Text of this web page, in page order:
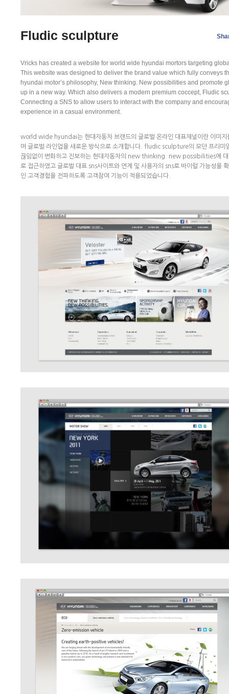
Fludic sculpture
Vricks has created a website for world wide hyundai mortors targeting
This website was designed to deliver the brand value which fully conveys
hyundai motor’s philosophy, New thinking. New possibilities and promote
up in a new way. Which also delivers a modern premium coccept, Fludic
Connecting a SNS to allow users to interact with the company and
experience in a casual environment.
world wide hyundai는 현대자동차 브랜드의 글로벌 온라인 대표채널이란 이미지
며 글로벌 라인업을 새로운 방식으로 소개합니다. fludic sculpture의 모던 프리미
끊임없이 변화하고 진보하는 현대자동차의 new thinking. new possibilities에 대
로 접근하였고 글로벌 대표 sns사이트와 연계 및 사용자의 sns로 바이럴 가능성을
인 고객경험을 전파하도록 고객참여 기능이 적용되었습니다.